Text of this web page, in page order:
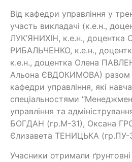
Від кафедри управління у
участь викладачі (к.е.н.,
ЛУК’ЯНИХІН, к.е.н., доцентка
РИБАЛЬЧЕНКО, к.е.н.,
к.е.н., доцентка Олена
Альона ЄВДОКИМОВА) разом
кафедри управління, які
спеціальностями
управління та
БОГДАН (гр.М-31), Оксана
Єлизавета ТЕНИЦЬКА (гр.ПУ-
Учасники отримали